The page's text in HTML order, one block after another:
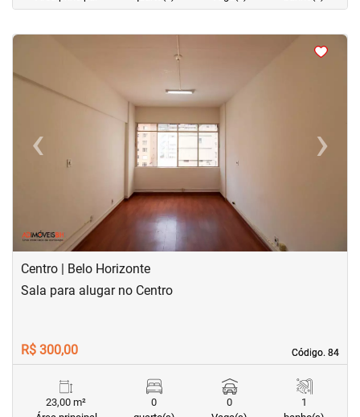
<
‹Previous ›Next
Centro | Belo Horizonte
Código. 84
Código. 84
Sala para alugar no Centro
R$ 300,00
23,00 m²
0
0
1